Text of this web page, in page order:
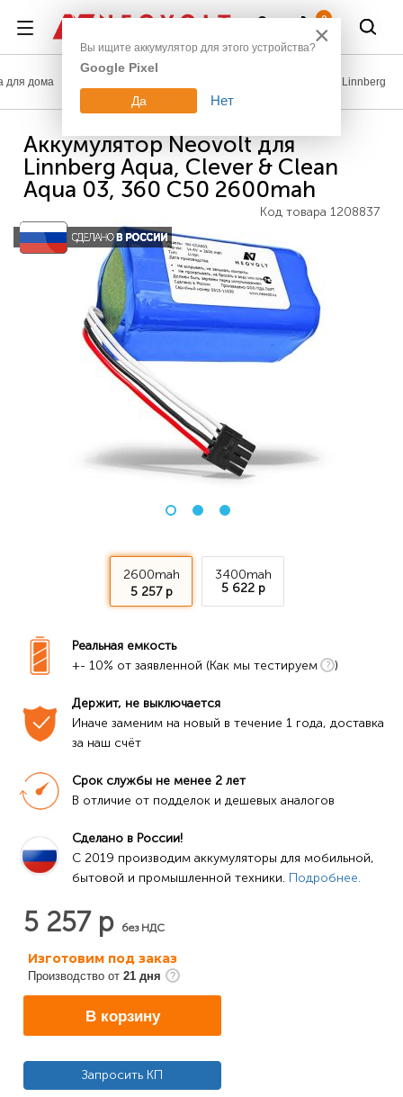
0
для дома Linnberg
Аккумулятор Neovolt для
Linnberg Aqua, Clever & Сlean
Aqua 03, 360 C50 2600mah
Код товара 1208837
2600mah
5 257 р
3400mah
5 622 р
Реальная емкость
+- 10% от заявленной (Как мы тестируем
)
Держит, не выключается
Иначе заменим на новый в течение 1 года, доставка
за наш счёт
Срок службы не менее 2 лет
В отличие от подделок и дешевых аналогов
Сделано в России!
C 2019 производим аккумуляторы для мобильной,
бытовой и промышленной техники. Подробнее.
5 257 р без НДС
Изготовим под заказ
Производство от 21 дня
В корзину
Запросить КП
×
Вы ищите аккумулятор для этого устройства?
Google Pixel
Да Нет